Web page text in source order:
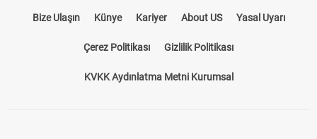
Bize Ulaşın Künye Kariyer About US Yasal Uyarı
Çerez Politikası Gizlilik Politikası
KVKK Aydınlatma Metni Kurumsal